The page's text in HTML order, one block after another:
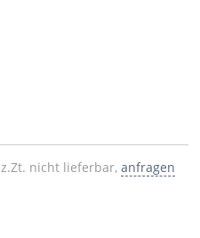
z.Zt. nicht lieferbar, anfragen